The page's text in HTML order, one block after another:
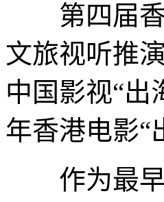
第四届香
文旅视听推
中国影视“出
年香港电影“
作为最早